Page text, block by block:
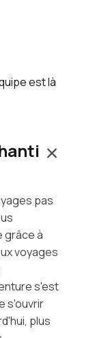
est là
pas
grâce à
voyages
s'est
s'ouvrir
plus